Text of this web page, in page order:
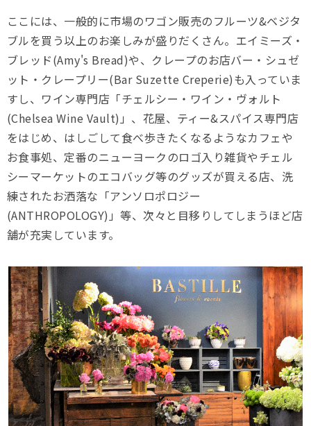
ここには、一般的に市場のワゴン販売のフルーツ&ベジタ
ブルを買う以上のお楽しみが盛りだくさん。エイミーズ・
ブレッド(Amy's Bread)や、クレープのお店バー・シュゼ
ット・クレープリー(Bar Suzette Creperie)も入っていま
すし、ワイン専門店「チェルシー・ワイン・ヴォルト
(Chelsea Wine Vault)」、花屋、ティー&スパイス専門店
をはじめ、はしごして食べ歩きたくなるようなカフェや
お食事処、定番のニューヨークのロゴ入り雑貨やチェル
シーマーケットのエコバッグ等のグッズが買える店、洗
練されたお洒落な「アンソロポロジー
(ANTHROPOLOGY)」等、次々と目移りしてしまうほど店
舗が充実しています。